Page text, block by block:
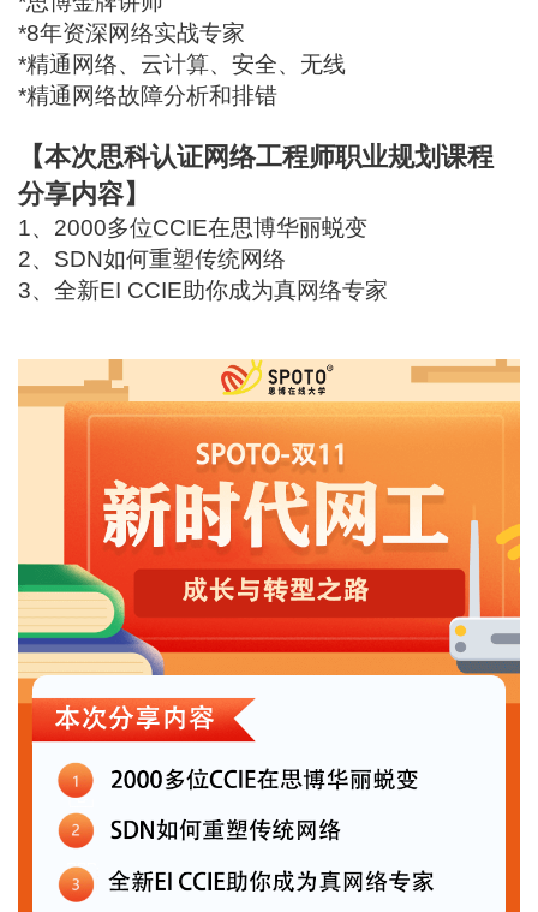
*8年资深网络实战专家
*精通网络、云计算、安全、无线
*精通网络故障分析和排错
【本次思科认证网络工程师职业规划课程
分享内容】
1、2000多位CCIE在思博华丽蜕变
2、SDN如何重塑传统网络
3、全新EI CCIE助你成为真网络专家